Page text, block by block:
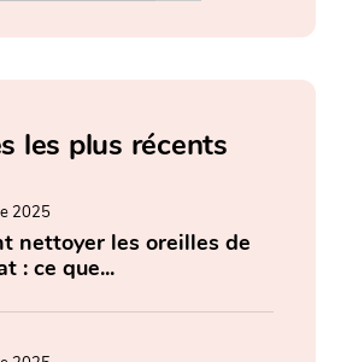
les plus récents
2025
nettoyer les oreilles de
: ce que...